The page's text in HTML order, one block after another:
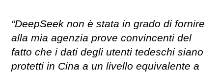
“DeepSeek non è stata in grado di fornire
alla mia agenzia prove convincenti del
fatto che i dati degli utenti tedeschi siano
protetti in Cina a un livello equivalente a